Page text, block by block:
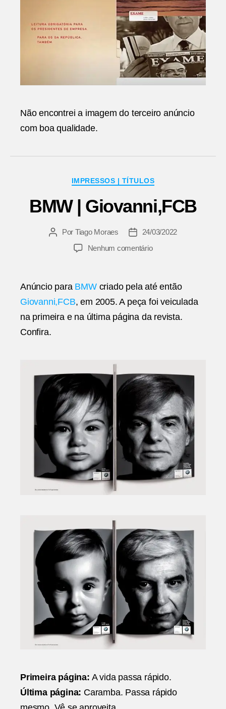
Não encontrei a imagem do terceiro anúncio
com boa qualidade.
Categorias
IMPRESSOS | TÍTULOS
BMW | Giovanni,FCB
Autor
Por Tiago Moraes
Data24/03/2022
Nenhum comentárioem
Giovanni,FCB
Anúncio para BMWcriado pela até então
Giovanni,FCB, em 2005. A peça foi veiculada
na primeira e na última página da revista.
Confira.
Primeira página: A vida passa rápido.
Última página: Caramba. Passa rápido